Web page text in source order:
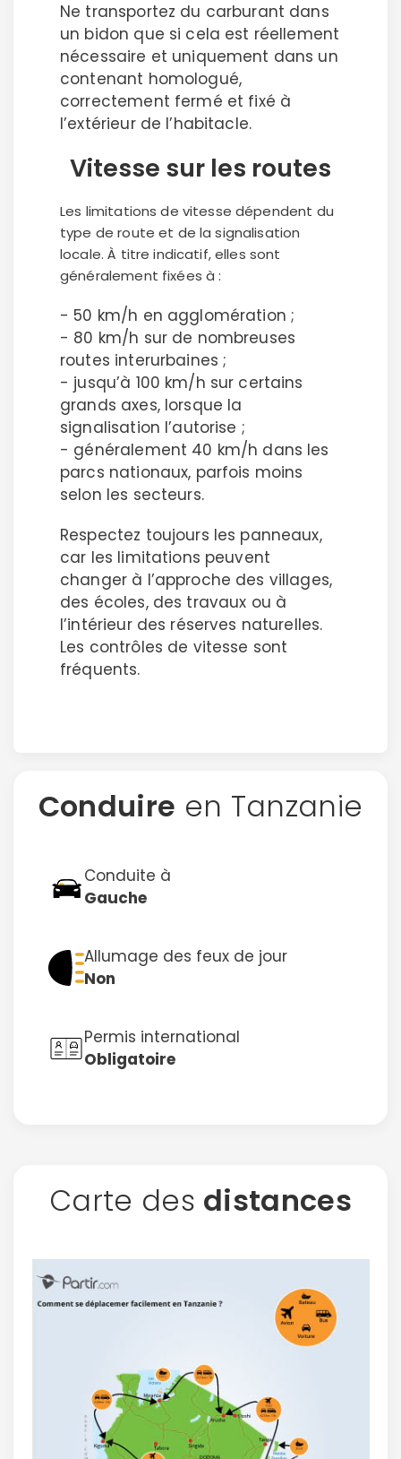
Ne transportez du carburant dans
un bidon que si cela est réellement
nécessaire et uniquement dans un
contenant homologué,
correctement fermé et fixé à
l’extérieur de l’habitacle.
Vitesse sur les routes
Les limitations de vitesse dépendent du
type de route et de la signalisation
locale. À titre indicatif, elles sont
généralement fixées à :
- 50 km/h en agglomération ;
- 80 km/h sur de nombreuses
routes interurbaines ;
- jusqu’à 100 km/h sur certains
grands axes, lorsque la
signalisation l’autorise ;
- généralement 40 km/h dans les
parcs nationaux, parfois moins
selon les secteurs.
Respectez toujours les panneaux,
car les limitations peuvent
changer à l’approche des villages,
des écoles, des travaux ou à
l’intérieur des réserves naturelles.
Les contrôles de vitesse sont
fréquents.
Conduire en Tanzanie
Conduite à
Gauche
Allumage des feux de jour
Non
Permis international
Obligatoire
Carte des distances